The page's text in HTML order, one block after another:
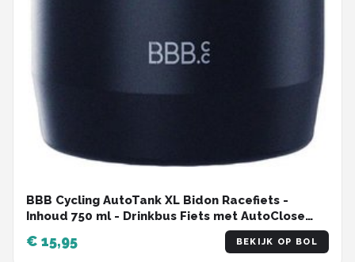
BBB Cycling AutoTank XL Bidon Racefiets -
Inhoud 750 ml - Drinkbus Fiets met AutoClose
€ 15,95 BEKIJK OP BOL